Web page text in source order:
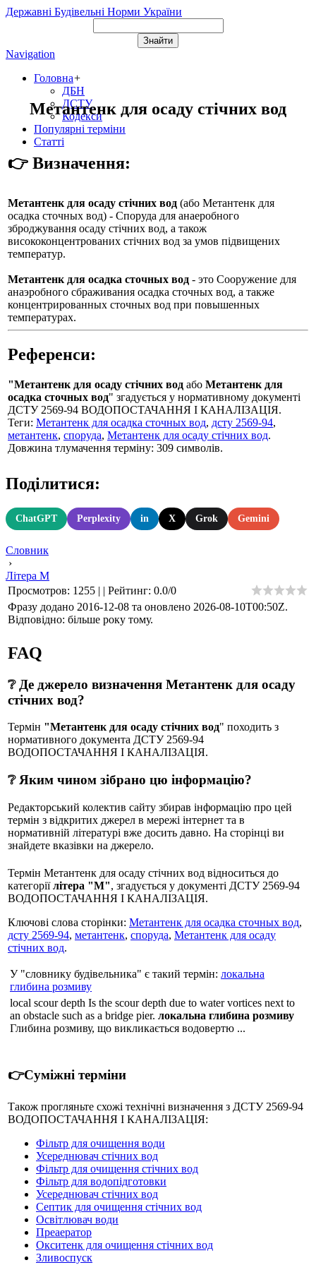
Державні Будівельні Норми України
Navigation
Головна+
ДБН
ДСТУ
Кодекси
Популярні терміни
Статті
Метантенк для осаду стічних вод
👉 Визначення:
Метантенк для осаду стічних вод (або Метантенк для
осадка сточных вод) - Споруда для анаеробного
зброджування осаду стічних вод, а також
висококонцентрованих стічних вод за умов підвищених
температур.
Метантенк для осадка сточных вод - это Сооружение для
анаэробного сбраживания осадка сточных вод, а также
концентрированных сточных вод при повышенных
температурах.
Референси:
"Метантенк для осаду стічних вод або Метантенк для
осадка сточных вод" згадується у нормативному документі
ДСТУ 2569-94 ВОДОПОСТАЧАННЯ І КАНАЛІЗАЦІЯ.
Теги: Метантенк для осадка сточных вод, дсту 2569-94,
метантенк, споруда, Метантенк для осаду стічних вод.
Довжина тлумачення терміну: 309 символів.
Поділитися:
ChatGPT Perplexity in X Grok Gemini
Словник
›
Літера М
Просмотров: 1255 | | Рейтинг: 0.0/0
Фразу додано 2016-12-08 та оновлено 2026-08-10T00:50Z.
Відповідно: більше року тому.
FAQ
❔ Де джерело визначення Метантенк для осаду
стічних вод?
Термін "Метантенк для осаду стічних вод" походить з
нормативного документа ДСТУ 2569-94
ВОДОПОСТАЧАННЯ І КАНАЛІЗАЦІЯ.
❔ Яким чином зібрано цю інформацію?
Редакторський колектив сайту збирав інформацію про цей
термін з відкритих джерел в мережі інтернет та в
нормативній літературі вже досить давно. На сторінці ви
знайдете вказівки на джерело.
Термін Метантенк для осаду стічних вод відноситься до
категоріїлітера "М", згадується у документі ДСТУ 2569-94
ВОДОПОСТАЧАННЯ І КАНАЛІЗАЦІЯ.
Ключові слова сторінки: Метантенк для осадка сточных вод,
дсту 2569-94, метантенк, споруда, Метантенк для осаду
стічних вод.
У "словнику будівельника" є такий термін: локальна
глибина розмиву
local scour depth Is the scour depth due to water vortices next to
an obstacle such as a bridge pier. локальна глибина розмиву
Глибина розмиву, що викликається водовертю ...
👉Суміжні терміни
Також прогляньте схожі технічні визначення з ДСТУ 2569-94
ВОДОПОСТАЧАННЯ І КАНАЛІЗАЦІЯ:
Фільтр для очищення води
Усереднювач стічних вод
Фільтр для очищення стічних вод
Фільтр для водопідготовки
Усереднювач стічних вод
Септик для очищення стічних вод
Освітлювач води
Преаератор
Окситенк для очищення стічних вод
Зливоспуск